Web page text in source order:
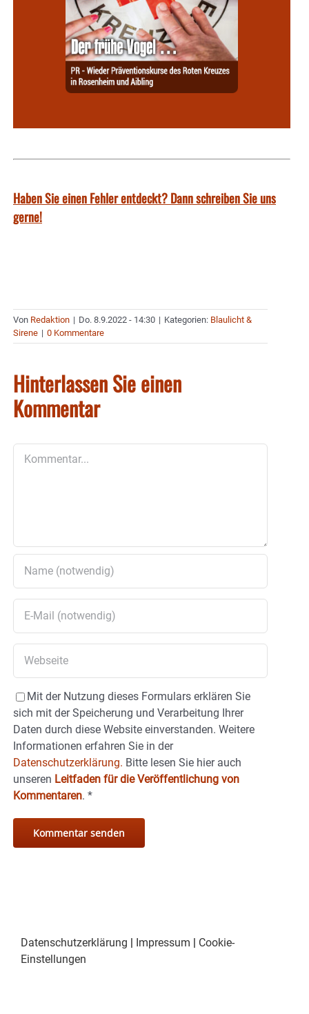
Haben Sie einen Fehler entdeckt? Dann schreiben Sie uns
gerne!
Von Redaktion | Do. 8.9.2022 - 14:30 | Kategorien: Blaulicht &
Sirene | 0 Kommentare
Hinterlassen Sie einen
Kommentar
Mit der Nutzung dieses Formulars erklären Sie
sich mit der Speicherung und Verarbeitung Ihrer
Daten durch diese Website einverstanden. Weitere
Informationen erfahren Sie in der
Datenschutzerklärung. Bitte lesen Sie hier auch
unseren Leitfaden für die Veröffentlichung von
Kommentaren. *
Datenschutzerklärung | Impressum | Cookie-
Einstellungen